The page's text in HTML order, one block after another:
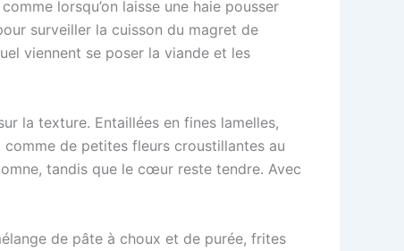
lorsqu’on laisse une haie pousser
surveiller la cuisson du magret de
viennent se poser la viande et les
la texture. Entaillées en fines lamelles,
comme de petites fleurs croustillantes au
tandis que le cœur reste tendre. Avec
de pâte à choux et de purée, frites